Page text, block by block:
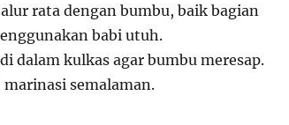
rata dengan bumbu, baik bagian
babi utuh.
di dalam kulkas agar bumbu meresap.
semalaman.